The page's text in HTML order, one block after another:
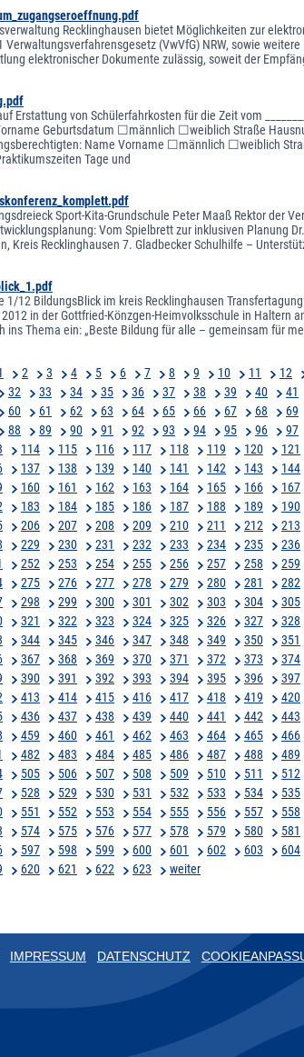
Recklinghausen bietet Möglichkeiten zur
Verwaltungsverfahrensgesetz (VwVfG) NRW, sowie
elektronischer Dokumente zulässig, soweit der
Erstattung von Schülerfahrkosten für die Zeit vom
Geburtsdatum ☐männlich ☐weiblich Straße
Name Vorname ☐männlich ☐weiblich
Tage und
Sport-Kita-Grundschule Peter Maaß Rektor der
Vom Spielbrett zur inklusiven Planung
Kreis Recklinghausen 7. Gladbecker Schulhilfe –
1/12 BildungsBlick im kreis Recklinghausen
2012 in der Gottfried-Könzgen-Heimvolksschule in Haltern
ins Thema ein: „Beste Bildung für alle – gemeinsam für
2 3 4 5 6 7 8 9 10 11 12
32 33 34 35 36 37 38 39 40 41
60 61 62 63 64 65 66 67 68 69
88 89 90 91 92 93 94 95 96 97
114 115 116 117 118 119 120 121
137 138 139 140 141 142 143 144
160 161 162 163 164 165 166 167
183 184 185 186 187 188 189 190
206 207 208 209 210 211 212 213
229 230 231 232 233 234 235 236
252 253 254 255 256 257 258 259
275 276 277 278 279 280 281 282
298 299 300 301 302 303 304 305
321 322 323 324 325 326 327 328
344 345 346 347 348 349 350 351
367 368 369 370 371 372 373 374
390 391 392 393 394 395 396 397
413 414 415 416 417 418 419 420
436 437 438 439 440 441 442 443
459 460 461 462 463 464 465 466
482 483 484 485 486 487 488 489
505 506 507 508 509 510 511 512
528 529 530 531 532 533 534 535
551 552 553 554 555 556 557 558
574 575 576 577 578 579 580 581
597 598 599 600 601 602 603 604
620 621 622 623 weiter
IMPRESSUM DATENSCHUTZ